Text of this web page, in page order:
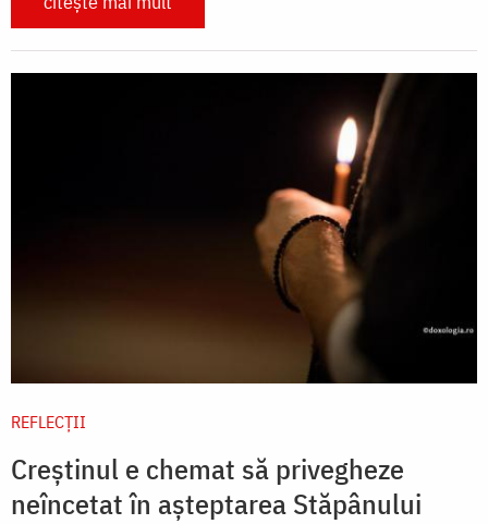
REFLECȚII
Creștinul e chemat să privegheze
neîncetat în așteptarea Stăpânului